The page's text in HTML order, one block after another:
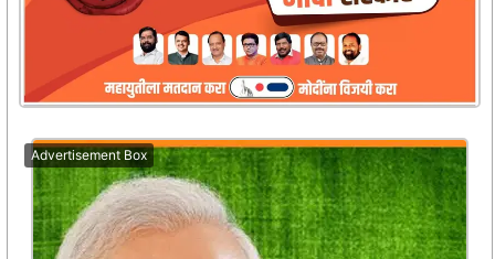
Advertisement Box